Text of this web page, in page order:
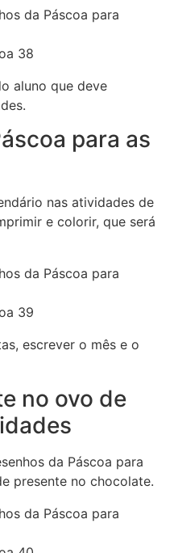
38
aluno que deve
para as
nas atividades de
e colorir, que será
39
escrever o mês e o
no ovo de
da Páscoa para
presente no chocolate.